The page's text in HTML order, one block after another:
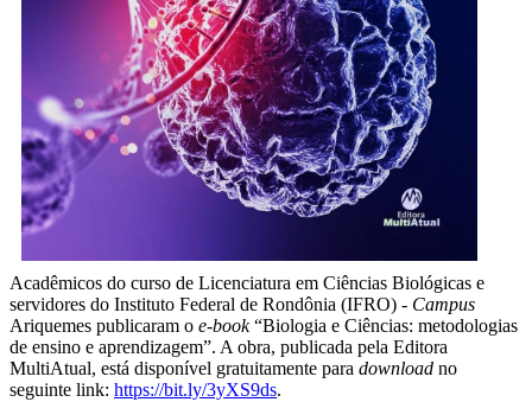
Acadêmicos do curso de Licenciatura em Ciências Biológicas e
servidores do Instituto Federal de Rondônia (IFRO) - Campus
Ariquemes publicaram o e-book“Biologia e Ciências: metodologias
de ensino e aprendizagem”. A obra, publicada pela Editora
MultiAtual, está disponível gratuitamente para download no
seguinte link: https://bit.ly/3yXS9ds.